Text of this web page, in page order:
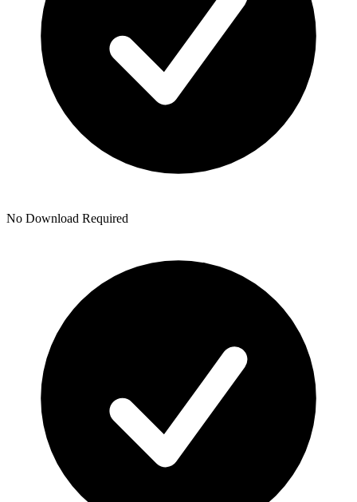
No Download Required